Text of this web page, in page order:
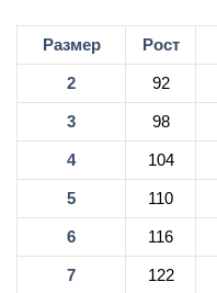
Размер Рост
2 92
3 98
4 104
5 110
6 116
7 122